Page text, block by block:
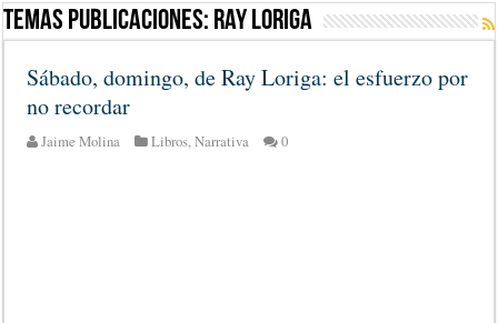
Temas Publicaciones: Ray Loriga
Sábado, domingo, de Ray Loriga: el esfuerzo por
no recordar
Jaime Molina Libros,Narrativa 0